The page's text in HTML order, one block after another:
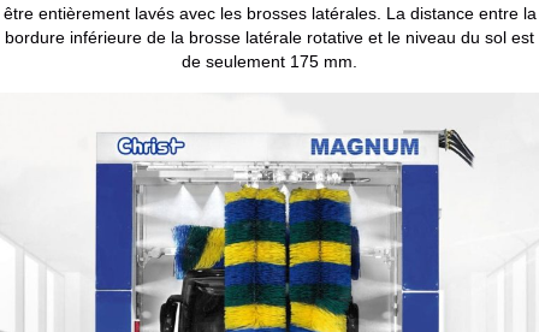
être entièrement lavés avec les brosses latérales. La distance entre la
bordure inférieure de la brosse latérale rotative et le niveau du sol est
de seulement 175 mm.